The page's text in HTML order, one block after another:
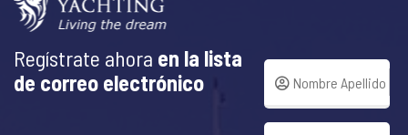
Regístrate ahora en la lista
de correo electrónico